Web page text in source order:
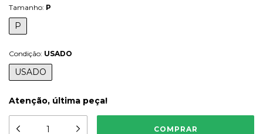
Tamanho: P
P
Condição: USADO
USADO
Atenção, última peça!